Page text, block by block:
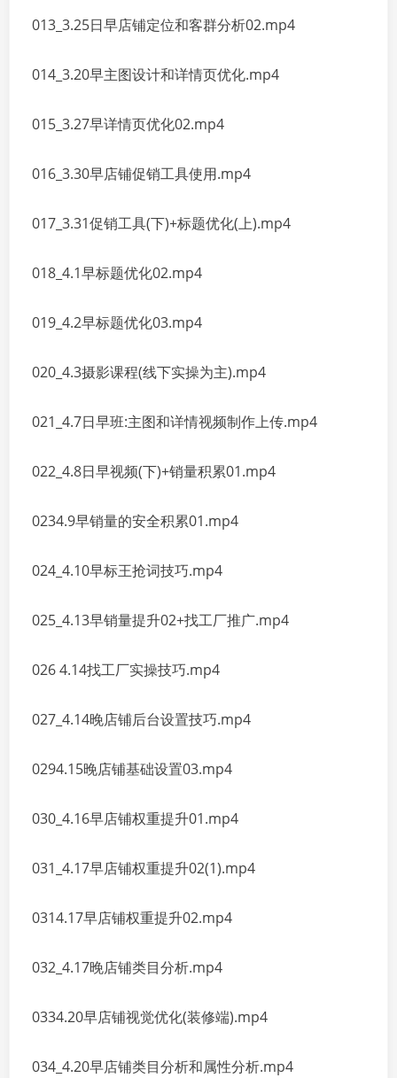
013_3.25日早店铺定位和客群分析02.mp4
014_3.20早主图设计和详情页优化.mp4
015_3.27早详情页优化02.mp4
016_3.30早店铺促销工具使用.mp4
017_3.31促销工具(下)+标题优化(上).mp4
018_4.1早标题优化02.mp4
019_4.2早标题优化03.mp4
020_4.3摄影课程(线下实操为主).mp4
021_4.7日早班:主图和详情视频制作上传.mp4
022_4.8日早视频(下)+销量积累01.mp4
0234.9早销量的安全积累01.mp4
024_4.10早标王抢词技巧.mp4
025_4.13早销量提升02+找工厂推广.mp4
026 4.14找工厂实操技巧.mp4
027_4.14晚店铺后台设置技巧.mp4
0294.15晚店铺基础设置03.mp4
030_4.16早店铺权重提升01.mp4
031_4.17早店铺权重提升02(1).mp4
0314.17早店铺权重提升02.mp4
032_4.17晚店铺类目分析.mp4
0334.20早店铺视觉优化(装修端).mp4
034_4.20早店铺类目分析和属性分析.mp4